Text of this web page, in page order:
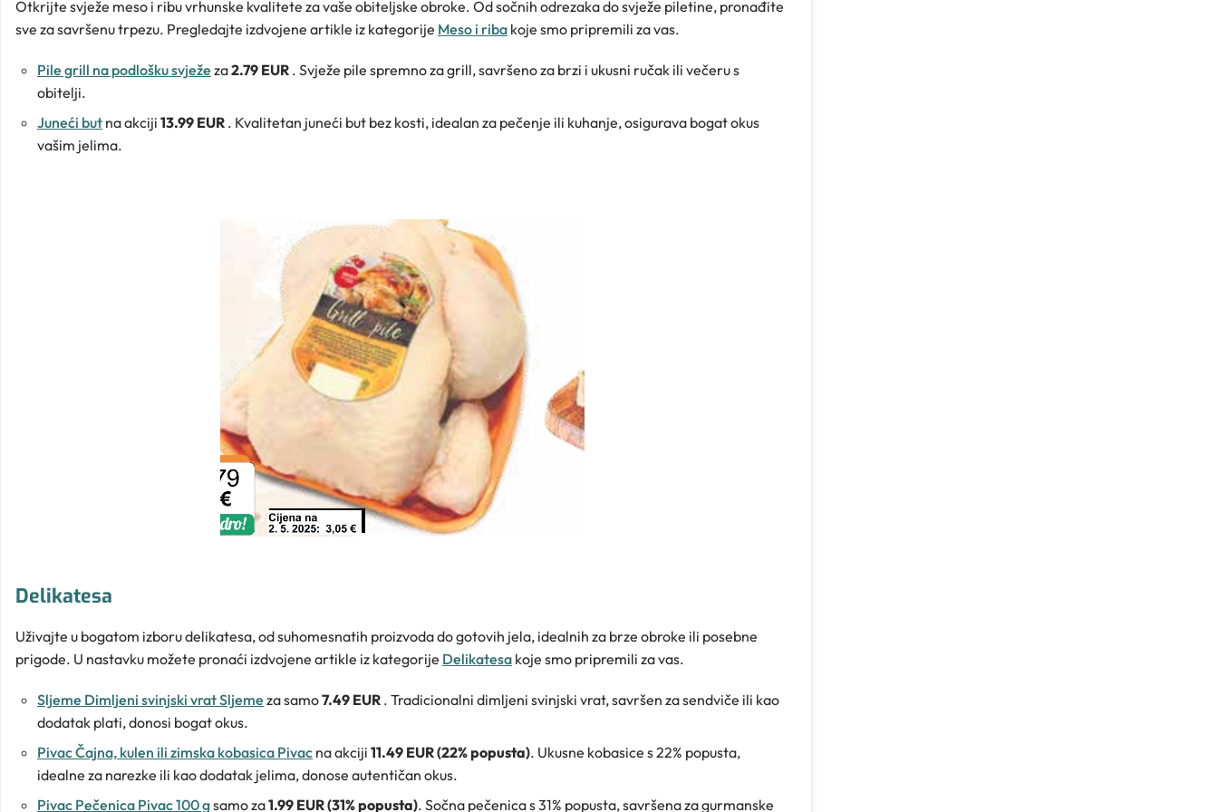
Otkrijte svježe meso i ribu vrhunske kvalitete za vaše obiteljske obroke. Od sočnih odrezaka do svježe piletine, pronađite
sve za savršenu trpezu. Pregledajte izdvojene artikle iz kategorije Meso i riba koje smo pripremili za vas.
Pile grill na podlošku svježe za2.79 EUR . Svježe pile spremno za grill, savršeno za brzi i ukusni ručak ili večeru s
obitelji.
Juneći but na akciji 13.99 EUR . Kvalitetan juneći but bez kosti, idealan za pečenje ili kuhanje, osigurava bogat okus
vašim jelima.
Delikatesa
Uživajte u bogatom izboru delikatesa, od suhomesnatih proizvoda do gotovih jela, idealnih za brze obroke ili posebne
prigode. U nastavku možete pronaći izdvojene artikle iz kategorije Delikatesa koje smo pripremili za vas.
Sljeme Dimljeni svinjski vrat Sljeme za samo7.49 EUR . Tradicionalni dimljeni svinjski vrat, savršen za sendviče ili kao
dodatak plati, donosi bogat okus.
Pivac Čajna, kulen ili zimska kobasica Pivac na akciji 11.49 EUR (22% popusta). Ukusne kobasice s 22% popusta,
idealne za narezke ili kao dodatak jelima, donose autentičan okus.
Pivac Pečenica Pivac 100 gsamo za1.99 EUR (31% popusta). Sočna pečenica s 31% popusta, savršena za gurmanske